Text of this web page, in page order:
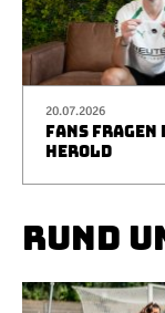
20.07.2026
FANS FRAGEN
HEROLD
RUND